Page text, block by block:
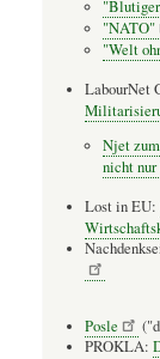
"NATO"
"Welt
LabourNet
Njet
nicht
Lost in EU:
Posle
PROKLA: